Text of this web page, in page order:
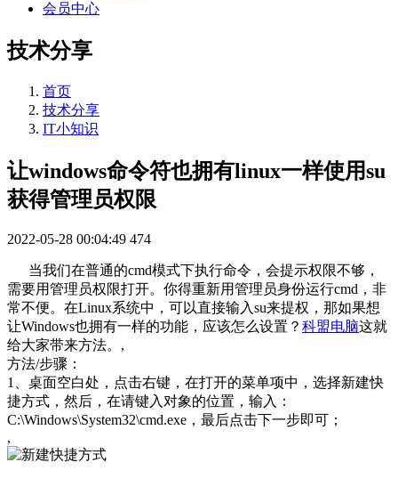
会员中心
技术分享
首页
技术分享
IT小知识
让windows命令符也拥有linux一样使用su
获得管理员权限
2022-05-28 00:04:49 474
当我们在普通的cmd模式下执行命令，会提示权限不够，
需要用管理员权限打开。你得重新用管理员身份运行cmd，非
常不便。在Linux系统中，可以直接输入su来提权，那如果想
让Windows也拥有一样的功能，应该怎么设置？ 科盟电脑这就
给大家带来方法。,
方法/步骤：
1、桌面空白处，点击右键，在打开的菜单项中，选择新建快
捷方式，然后，在请键入对象的位置，输入：
C:\Windows\System32\cmd.exe，最后点击下一步即可；
,